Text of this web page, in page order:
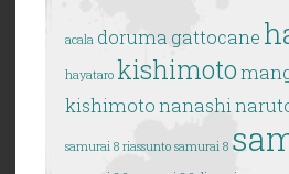
acala doruma gattocane
hayataro kishimoto
kishimotonanashi
samurai 8 riassunto samurai 8